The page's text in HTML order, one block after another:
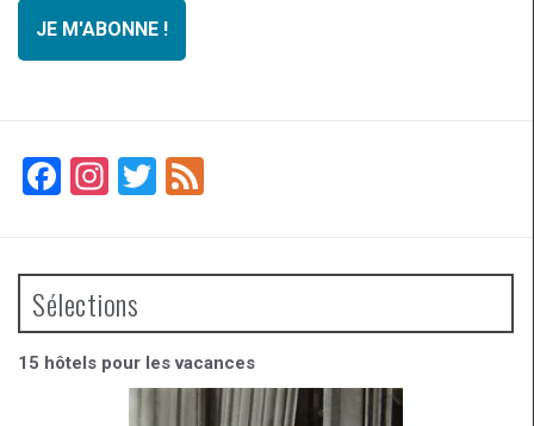
F
b
o
o
In
gr
a
m
T
er
Sélections
15 hôtels pour les vacances